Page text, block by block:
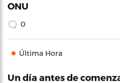
ONU
0
Última Hora
Un día antes de